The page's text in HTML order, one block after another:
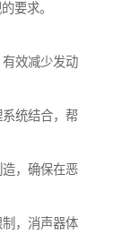
要求。
效减少发动
统结合，帮
，确保在恶
，消声器体